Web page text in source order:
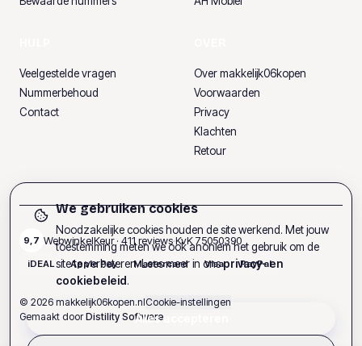
Veelgestelde vragen
Nummerbehoud
Contact
Over makkelijk06kopen
Voorwaarden
Privacy
Klachten
Retour
9,7 WebwinkelKeur · 411reviews·KvK75050390
iDEAL Apple Pay Mastercard Visa PayPal
© 2026 makkelijk06kopen.nlCookie-instellingen
Gemaakt door Distility Software
We gebruiken cookies
Noodzakelijke cookies houden de site werkend. Met jouw
toestemming meten we ook anoniem het gebruik om de
site te verbeteren. Lees meer in onsprivacy- en
cookiebeleid.
Alles accepteren